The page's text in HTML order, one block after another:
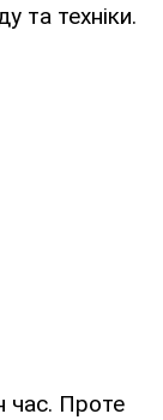
та техніки.
час. Проте